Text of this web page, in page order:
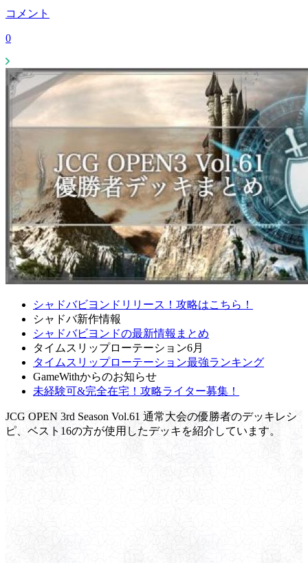
コメント
0
シャドバビヨンドリリース！攻略はこちら！
シャドバ新作情報
シャドバビヨンドの最新情報まとめ
タイムスリップローテーション6月
タイムスリップローテーション最強ランキング
GameWithからのお知らせ
未経験可&完全在宅！攻略ライター募集！
JCG OPEN 3rd Season Vol.61 通常大会の優勝者のデッキレシ
ピ、ベスト16の方が使用したデッキを紹介しています。